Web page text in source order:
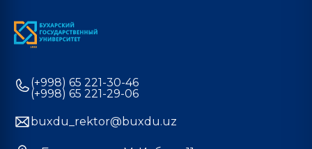
(+998) 65 221-30-46
(+998) 65 221-29-06
buxdu_rektor@buxdu.uz